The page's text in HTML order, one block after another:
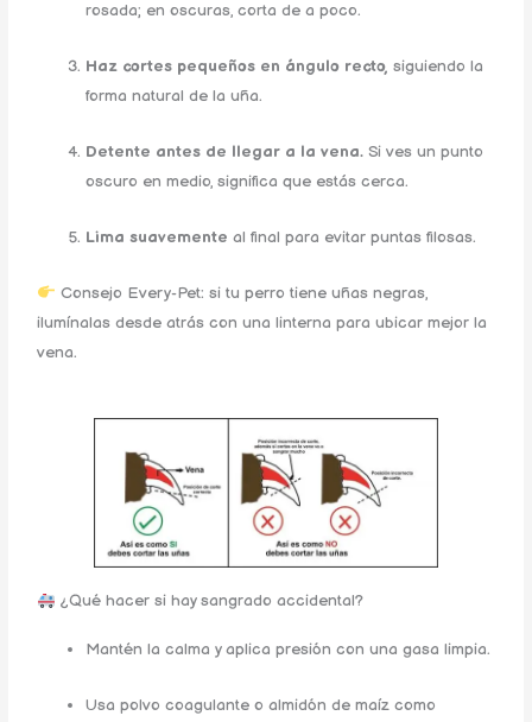
rosada; en oscuras, corta de a poco.
Haz cortes pequeños en ángulo recto, siguiendo la
forma natural de la uña.
Detente antes de llegar a la vena. Si ves un punto
oscuro en medio, significa que estás cerca.
Lima suavemente al final para evitar puntas filosas.
Consejo Every-Pet: si tu perro tiene uñas negras,
ilumínalas desde atrás con una linterna para ubicar mejor la
vena.
¿Qué hacer si hay sangrado accidental?
Mantén la calma y aplica presión con una gasa limpia.
Usa polvo coagulante o almidón de maíz como